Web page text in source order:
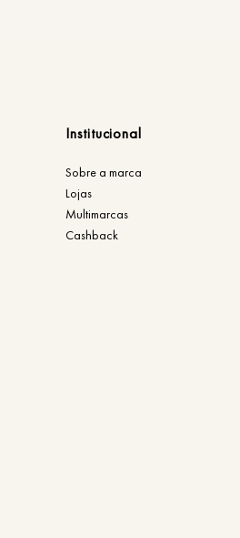
Institucional
Sobre a marca
Lojas
Multimarcas
Cashback